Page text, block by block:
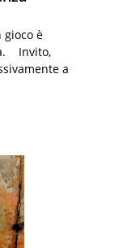
è
Invito,
a